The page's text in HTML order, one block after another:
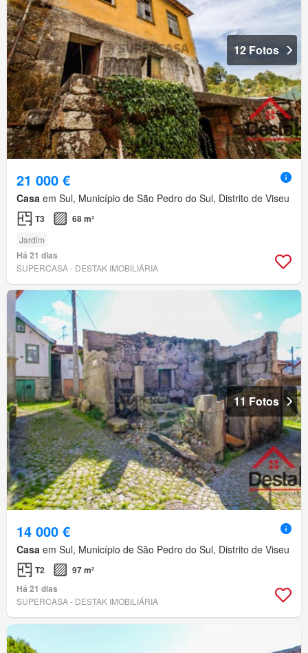
12 Fotos
21 000 €
Casa em Sul, Município de São Pedro do Sul, Distrito de Viseu
T3 68 m²
Jardim
Há 21 dias
SUPERCASA - DESTAK IMOBILIÁRIA
11 Fotos
14 000 €
Casa em Sul, Município de São Pedro do Sul, Distrito de Viseu
T2
97 m²
Há 21 dias
SUPERCASA - DESTAK IMOBILIÁRIA